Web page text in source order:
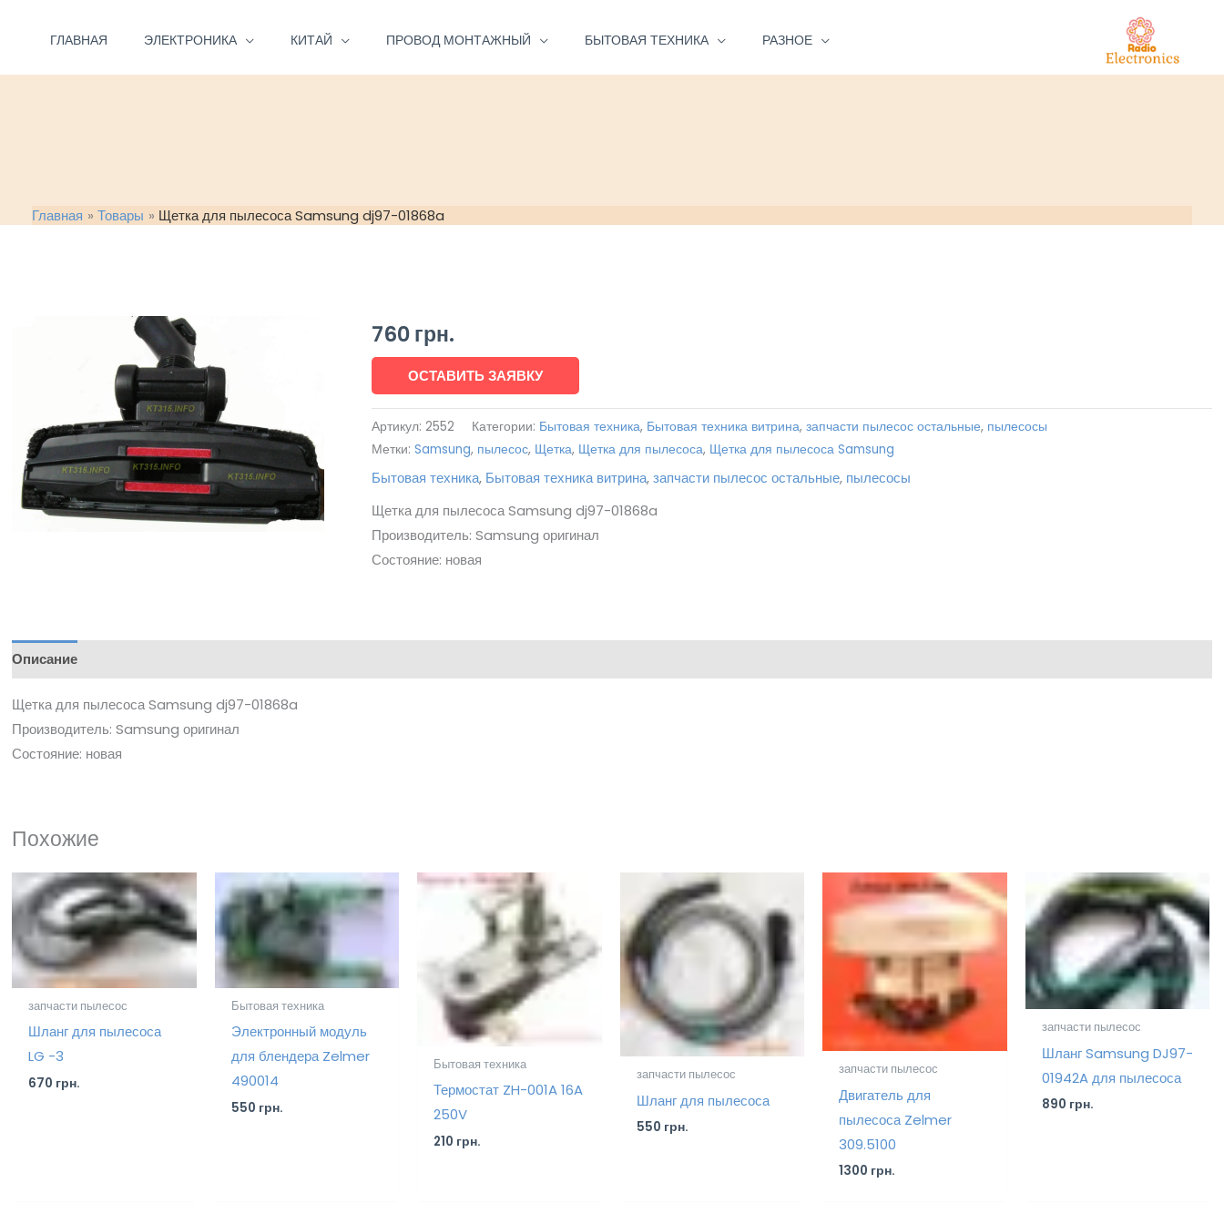
ГЛАВНАЯ ЭЛЕКТРОНИКА КИТАЙ ПРОВОД МОНТАЖНЫЙ БЫТОВАЯ ТЕХНИКА РАЗНОЕ
Главная Товары Щетка для пылесоса Samsung dj97-01868a
760грн.
ОСТАВИТЬ ЗАЯВКУ
Артикул:2552 Категории: Бытовая техника, Бытовая техника витрина,запчасти пылесос остальные, пылесосы
Метки:Samsung, пылесос, Щетка, Щетка для пылесоса, Щетка для пылесоса Samsung
Бытовая техника, Бытовая техника витрина,запчасти пылесос остальные, пылесосы
Щетка для пылесоса Samsung dj97-01868a
Производитель: Samsung оригинал
Состояние: новая
Описание
Щетка для пылесоса Samsung dj97-01868a
Производитель: Samsung оригинал
Состояние: новая
Похожие
запчасти пылесос
Шланг для пылесоса
LG -3
670 грн.
Бытовая техника
Электронный модуль
для блендера Zelmer
490014
550 грн.
Бытовая техника
Термостат ZH-001A 16A
250V
210 грн.
запчасти пылесос
Шланг для пылесоса
550 грн.
запчасти пылесос
Двигатель для
пылесоса Zelmer
309.5100
1300 грн.
запчасти пылесос
Шланг Samsung DJ97-
01942A для пылесоса
890 грн.